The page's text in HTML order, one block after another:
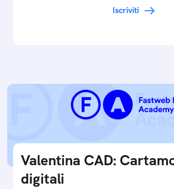
Iscriviti
Valentina CAD:
digitali